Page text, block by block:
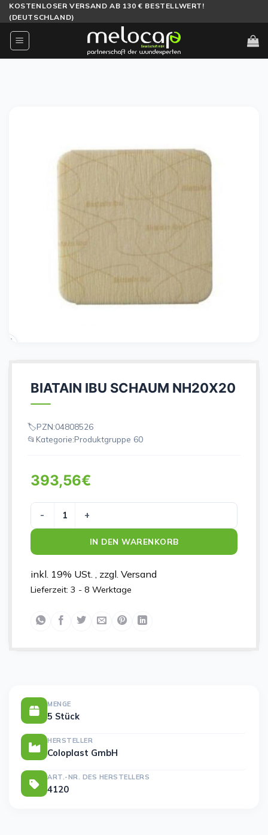
Zum
Inhalt
springen
KOSTENLOSER VERSAND AB 130 € BESTELLWERT!
(DEUTSCHLAND)
BIATAIN IBU SCHAUM NH20X20
PZN:04808526
Kategorie:Produktgruppe 60
393,56€
BIATAIN IBU SCHAUM NH20X20 Menge
IN DEN WARENKORB
inkl. 19% USt. , zzgl. Versand
Lieferzeit: 3 - 8 Werktage
MENGE
5 Stück
HERSTELLER
Coloplast GmbH
ART.-NR. DES HERSTELLERS
4120